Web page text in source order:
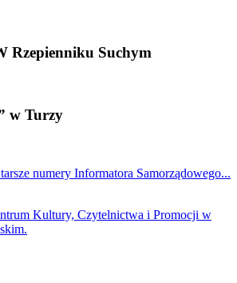
Rzepienniku Suchym
w Turzy
numery Informatora Samorządowego...